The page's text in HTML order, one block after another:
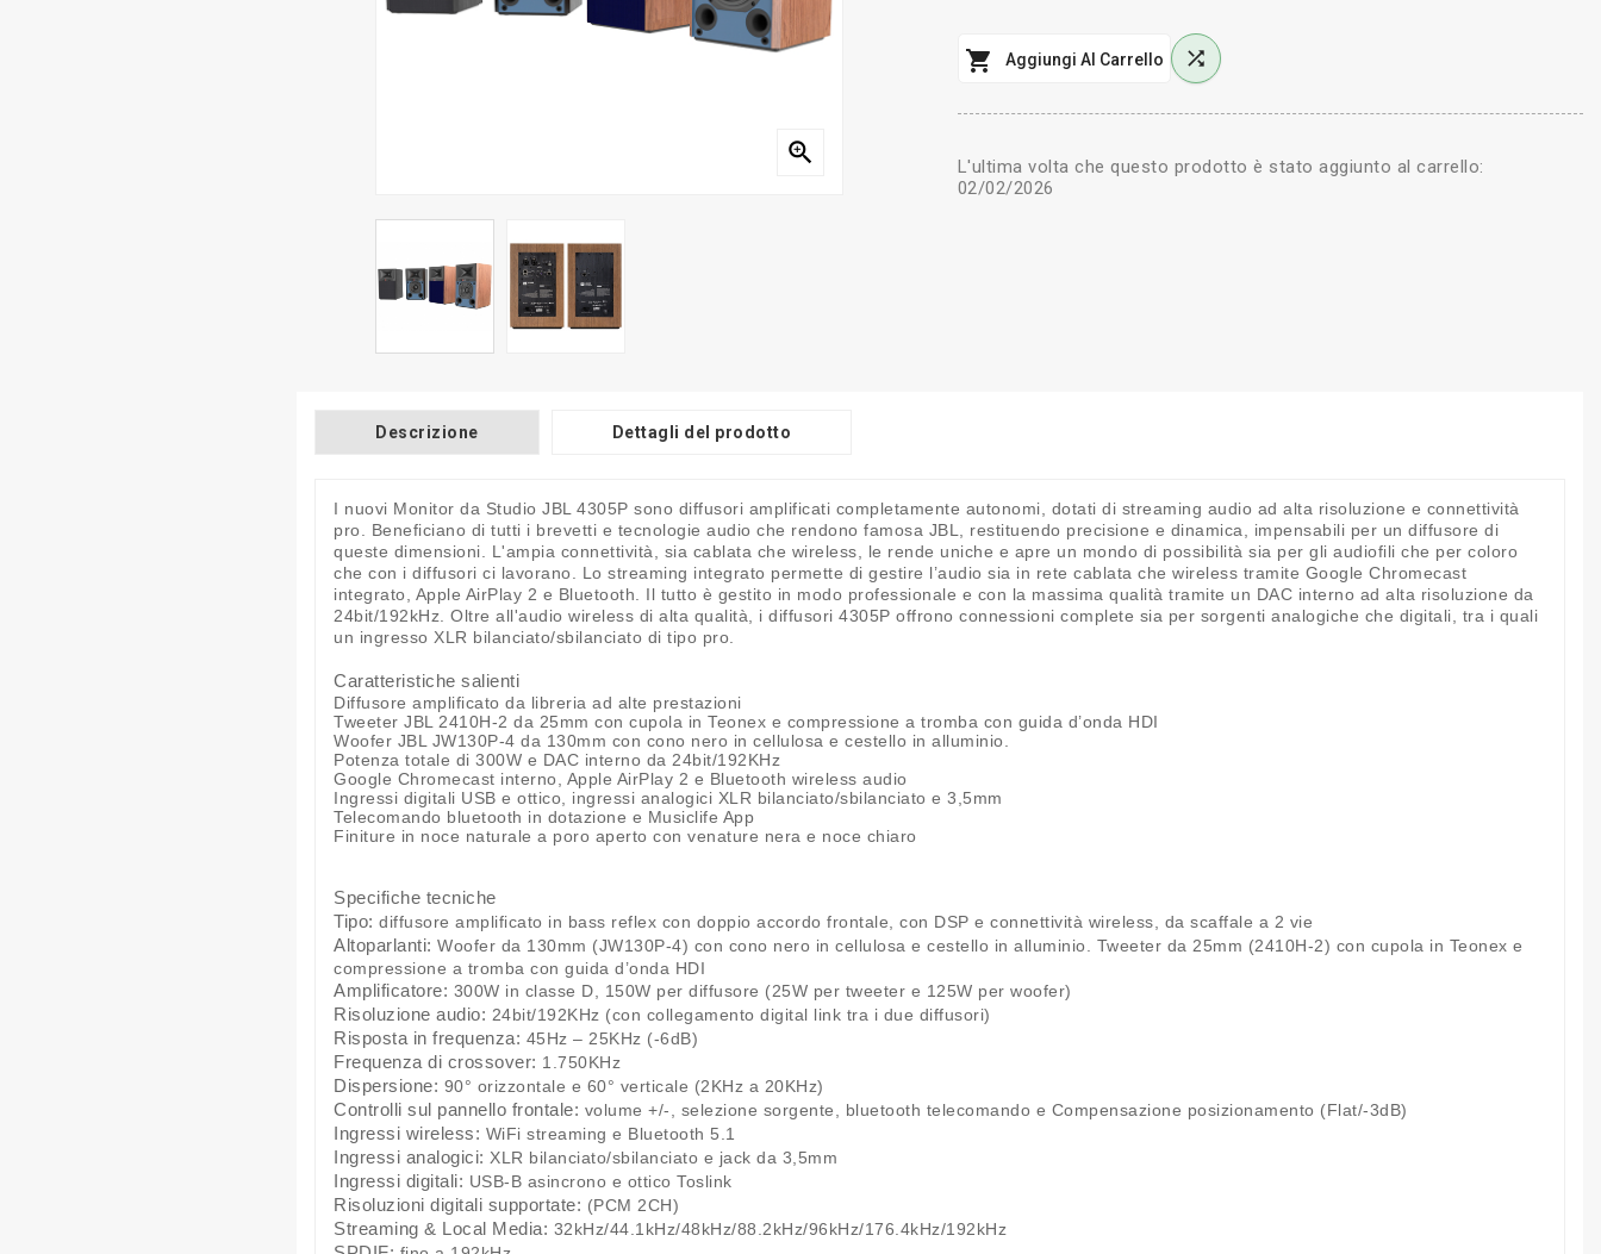

 Aggiungi Al Carrello 
L'ultima volta che questo prodotto è stato aggiunto al carrello:
02/02/2026
Descrizione Dettagli del prodotto
I nuovi Monitor da Studio JBL 4305P sono diffusori amplificati completamente autonomi, dotati di streaming audio ad alta risoluzione e connettività
pro. Beneficiano di tutti i brevetti e tecnologie audio che rendono famosa JBL, restituendo precisione e dinamica, impensabili per un diffusore di
queste dimensioni. L'ampia connettività, sia cablata che wireless, le rende uniche e apre un mondo di possibilità sia per gli audiofili che per coloro
che con i diffusori ci lavorano. Lo streaming integrato permette di gestire l’audio sia in rete cablata che wireless tramite Google Chromecast
integrato, Apple AirPlay 2 e Bluetooth. Il tutto è gestito in modo professionale e con la massima qualità tramite un DAC interno ad alta risoluzione da
24bit/192kHz. Oltre all'audio wireless di alta qualità, i diffusori 4305P offrono connessioni complete sia per sorgenti analogiche che digitali, tra i quali
un ingresso XLR bilanciato/sbilanciato di tipo pro.
Caratteristiche salienti
Diffusore amplificato da libreria ad alte prestazioni
Tweeter JBL 2410H-2 da 25mm con cupola in Teonex e compressione a tromba con guida d’onda HDI
Woofer JBL JW130P-4 da 130mm con cono nero in cellulosa e cestello in alluminio.
Potenza totale di 300W e DAC interno da 24bit/192KHz
Google Chromecast interno, Apple AirPlay 2 e Bluetooth wireless audio
Ingressi digitali USB e ottico, ingressi analogici XLR bilanciato/sbilanciato e 3,5mm
Telecomando bluetooth in dotazione e Musiclife App
Finiture in noce naturale a poro aperto con venature nera e noce chiaro
Specifiche tecniche
Tipo: diffusore amplificato in bass reflex con doppio accordo frontale, con DSP e connettività wireless, da scaffale a 2 vie
Altoparlanti: Woofer da 130mm (JW130P-4) con cono nero in cellulosa e cestello in alluminio. Tweeter da 25mm (2410H-2) con cupola in Teonex e
compressione a tromba con guida d’onda HDI
Amplificatore: 300W in classe D, 150W per diffusore (25W per tweeter e 125W per woofer)
Risoluzione audio: 24bit/192KHz (con collegamento digital link tra i due diffusori)
Risposta in frequenza: 45Hz – 25KHz (-6dB)
Frequenza di crossover: 1.750KHz
Dispersione: 90° orizzontale e 60° verticale (2KHz a 20KHz)
Controlli sul pannello frontale: volume +/-, selezione sorgente, bluetooth telecomando e Compensazione posizionamento (Flat/-3dB)
Ingressi wireless: WiFi streaming e Bluetooth 5.1
Ingressi analogici: XLR bilanciato/sbilanciato e jack da 3,5mm
Ingressi digitali: USB-B asincrono e ottico Toslink
Risoluzioni digitali supportate: (PCM 2CH)
Streaming & Local Media: 32kHz/44.1kHz/48kHz/88.2kHz/96kHz/176.4kHz/192kHz